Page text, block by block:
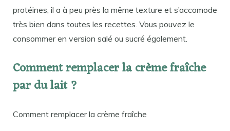
protéines, il a à peu près la même texture et s’accomode
très bien dans toutes les recettes. Vous pouvez le
consommer en version salé ou sucré également.
Comment remplacer la crème fraîche
par du lait ?
Comment remplacer la crème fraîche